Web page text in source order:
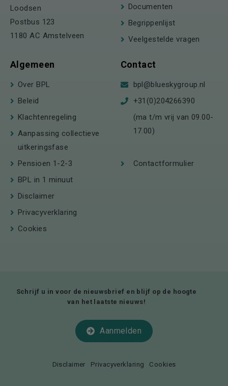
Loodsen
Postbus 123
1180 AC Amstelveen
Documenten
Begrippenlijst
Veelgestelde vragen
Algemeen
Over BPL
Beleid
Klachtenregeling
Aanpassing collectieve
uitkeringsfase
Pensioen 1-2-3
BPL in 1 minuut
Disclaimer
Privacyverklaring
Cookies
Contact
bpl@blueskygroup.nl
+31(0)204266390
(ma t/m vrij van 09.00-
17.00)
Contactformulier
Schrijf u in voor de nieuwsbrief en blijf op de hoogte
van het laatste nieuws!
Aanmelden
Disclaimer Privacyverklaring Cookies